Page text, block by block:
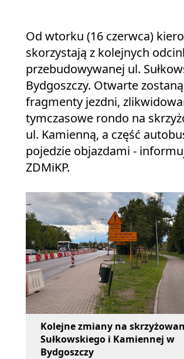
Od wtorku (16 czerwca)
skorzystają z kolejnych
przebudowywanej ul.
Bydgoszczy. Otwarte zostaną
fragmenty jezdni,
tymczasowe rondo na
ul. Kamienną, a część
pojedzie objazdami -
ZDMiKP.
Kolejne zmiany na
Sułkowskiego i Kamiennej w
Bydgoszczy